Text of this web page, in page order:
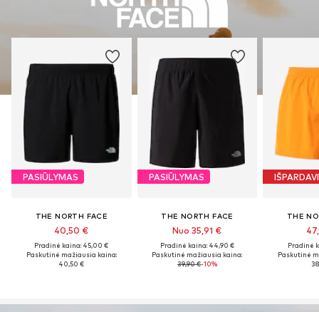
PASIŪLYMAS
THE NORTH FACE
40,50 €
Pradinė kaina: 45,00 €
Paskutinė mažiausia kaina:
40,50 €
PASIŪLYMAS
THE NORTH FACE
Nuo 35,91 €
Pradinė kaina: 44,90 €
Paskutinė mažiausia kaina:
39,90 €-10%
THE
Pradinė
Paskutinė